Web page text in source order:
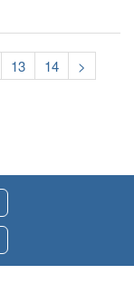
Page
13 Page
14
Следна
страна
>